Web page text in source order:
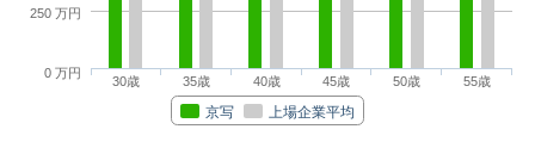
京写 上場企業平均
30歳 35歳 40歳 45歳 50歳 55歳
0 万円
250 万円